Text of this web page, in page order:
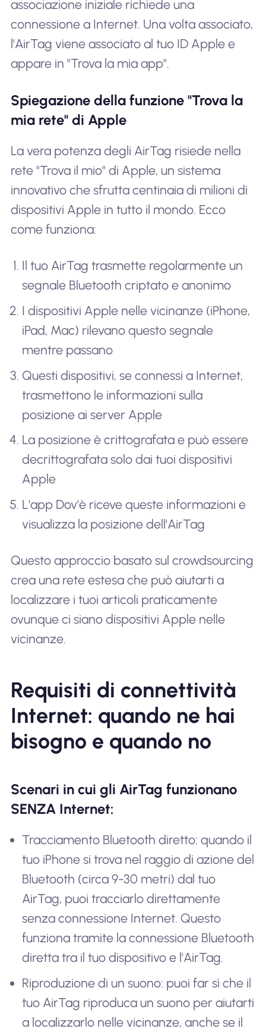
associazione iniziale richiede una
connessione a Internet. Una volta associato,
l'AirTag viene associato al tuo ID Apple e
appare in "Trova la mia app".
Spiegazione della funzione "Trova la
mia rete" di Apple
La vera potenza degli AirTag risiede nella
rete "Trova il mio" di Apple, un sistema
innovativo che sfrutta centinaia di milioni di
dispositivi Apple in tutto il mondo. Ecco
come funziona:
Il tuo AirTag trasmette regolarmente un
segnale Bluetooth criptato e anonimo
I dispositivi Apple nelle vicinanze (iPhone,
iPad, Mac) rilevano questo segnale
mentre passano
Questi dispositivi, se connessi a Internet,
trasmettono le informazioni sulla
posizione ai server Apple
La posizione è crittografata e può essere
decrittografata solo dai tuoi dispositivi
Apple
L'app Dov'è riceve queste informazioni e
visualizza la posizione dell'AirTag
Questo approccio basato sul crowdsourcing
crea una rete estesa che può aiutarti a
localizzare i tuoi articoli praticamente
ovunque ci siano dispositivi Apple nelle
vicinanze.
Requisiti di connettività
Internet: quando ne hai
bisogno e quando no
Scenari in cui gli AirTag funzionano
SENZA Internet:
Tracciamento Bluetooth diretto: quando il
tuo iPhone si trova nel raggio di azione del
Bluetooth (circa 9-30 metri) dal tuo
AirTag, puoi tracciarlo direttamente
senza connessione Internet. Questo
funziona tramite la connessione Bluetooth
diretta tra il tuo dispositivo e l'AirTag.
Riproduzione di un suono: puoi far sì che il
tuo AirTag riproduca un suono per aiutarti
a localizzarlo nelle vicinanze, anche se il